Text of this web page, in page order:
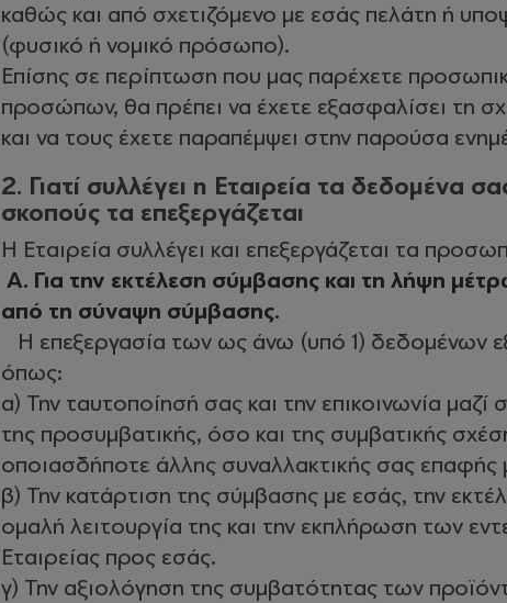
καθώς και από σχετιζόμενο με εσάς πελάτη ή
(φυσικό ή νομικό πρόσωπο).
Επίσης σε περίπτωση που μας παρέχετε
προσώπων, θα πρέπει να έχετε εξασφαλίσει τη
και να τους έχετε παραπέμψει στην παρούσα
2. Γιατί συλλέγει η Εταιρεία τα δεδομένα
σκοπούς τα επεξεργάζεται
Η Εταιρεία συλλέγει και επεξεργάζεται τα
Α. Για την εκτέλεση σύμβασης και τη λήψη
από τη σύναψη σύμβασης.
Η επεξεργασία των ως άνω (υπό 1) δεδομένων
όπως:
α) Την ταυτοποίησή σας και την επικοινωνία
της προσυμβατικής, όσο και της συμβατικής
οποιασδήποτε άλλης συναλλακτικής σας επαφής
β) Την κατάρτιση της σύμβασης με εσάς, την
ομαλή λειτουργία της και την εκπλήρωση των
Εταιρείας προς εσάς.
γ) Την αξιολόγηση της συμβατότητας των